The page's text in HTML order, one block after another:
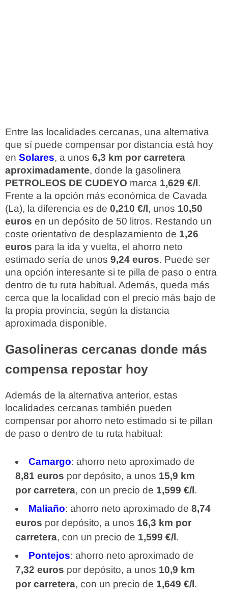
Entre las localidades cercanas, una alternativa
que sí puede compensar por distancia está hoy
en Solares, a unos 6,3 km por carretera
aproximadamente, donde la gasolinera
PETROLEOS DE CUDEYO marca 1,629 €/l.
Frente a la opción más económica de Cavada
(La), la diferencia es de 0,210 €/l, unos 10,50
euros en un depósito de 50 litros. Restando un
coste orientativo de desplazamiento de 1,26
euros para la ida y vuelta, el ahorro neto
estimado sería de unos 9,24 euros. Puede ser
una opción interesante si te pilla de paso o entra
dentro de tu ruta habitual. Además, queda más
cerca que la localidad con el precio más bajo de
la propia provincia, según la distancia
aproximada disponible.
Gasolineras cercanas donde más
compensa repostar hoy
Además de la alternativa anterior, estas
localidades cercanas también pueden
compensar por ahorro neto estimado si te pillan
de paso o dentro de tu ruta habitual:
Camargo: ahorro neto aproximado de
8,81 euros por depósito, a unos 15,9 km
por carretera, con un precio de 1,599 €/l.
Maliaño: ahorro neto aproximado de 8,74
euros por depósito, a unos 16,3 km por
carretera, con un precio de 1,599 €/l.
Pontejos: ahorro neto aproximado de
7,32 euros por depósito, a unos 10,9 km
por carretera, con un precio de 1,649 €/l.